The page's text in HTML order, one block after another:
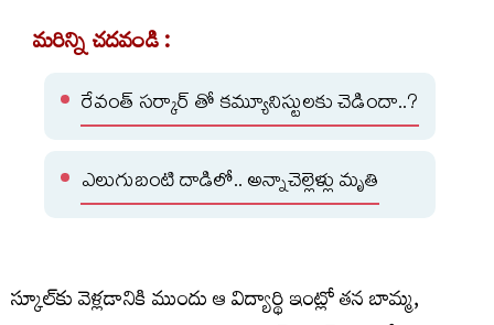
మరిన్ని చదవండి :
రేవంత్ సర్కార్ తో కమ్యూనిస్టులకు చెడిందా..?
ఎలుగుబంటి దాడిలో.. అన్నాచెల్లెళ్లు మృతి
స్కూల్‌కు వెళ్లడానికి ముందు ఆ విద్యార్థి ఇంట్లో తన బామ్మ,